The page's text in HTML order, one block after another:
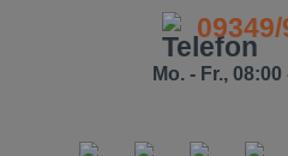
Mo. - Fr.,
Einstellungen